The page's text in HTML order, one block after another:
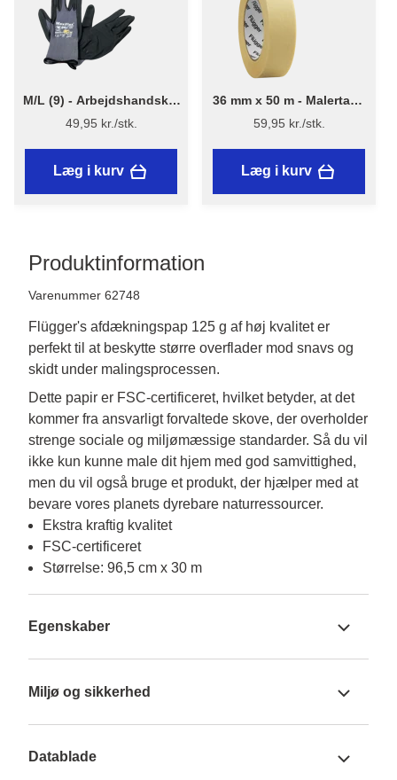
M/L (9) - Arbejdshandsker
MaxiFlex 42-874
49,95 kr./stk.
Læg i kurv
36 mm x 50 m - Malertape
- Flügger
59,95 kr./stk.
Læg i kurv
Produktinformation
Varenummer 62748
Flügger's afdækningspap 125 g af høj kvalitet er
perfekt til at beskytte større overflader mod snavs og
skidt under malingsprocessen.
Dette papir er FSC-certificeret, hvilket betyder, at det
kommer fra ansvarligt forvaltede skove, der overholder
strenge sociale og miljømæssige standarder. Så du vil
ikke kun kunne male dit hjem med god samvittighed,
men du vil også bruge et produkt, der hjælper med at
bevare vores planets dyrebare naturressourcer.
Ekstra kraftig kvalitet
FSC-certificeret
Størrelse: 96,5 cm x 30 m
Egenskaber
Miljø og sikkerhed
Datablade